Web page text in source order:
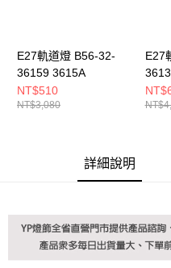
５．嚴禁一人註冊多個帳號或使用
恩沛科技股份有限公司將有權停止
E27軌道燈 B56-32-
36159 3615A
NT$510
NT$3,080
E27
詳細說明